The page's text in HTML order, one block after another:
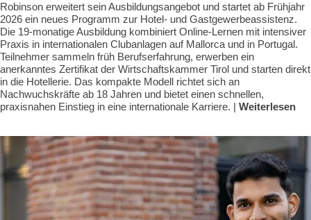
Robinson erweitert sein Ausbildungsangebot und startet ab Frühjahr
2026 ein neues Programm zur Hotel- und Gastgewerbeassistenz.
Die 19-monatige Ausbildung kombiniert Online-Lernen mit intensiver
Praxis in internationalen Clubanlagen auf Mallorca und in Portugal.
Teilnehmer sammeln früh Berufserfahrung, erwerben ein
anerkanntes Zertifikat der Wirtschaftskammer Tirol und starten direkt
in die Hotellerie. Das kompakte Modell richtet sich an
Nachwuchskräfte ab 18 Jahren und bietet einen schnellen,
praxisnahen Einstieg in eine internationale Karriere. | Weiterlesen